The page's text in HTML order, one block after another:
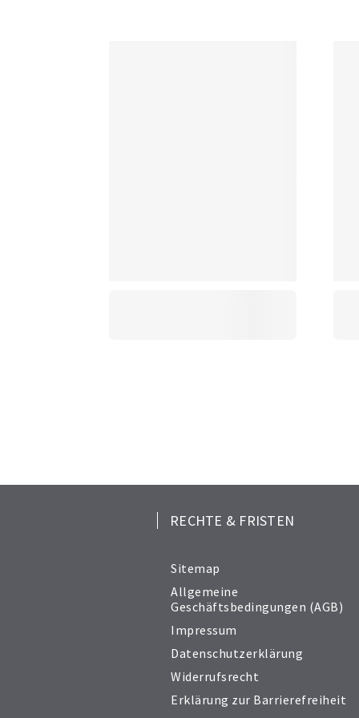
RECHTE & FRISTEN
Sitemap
Allgemeine
Geschäftsbedingungen (AGB)
Impressum
Datenschutzerklärung
Widerrufsrecht
Erklärung zur Barrierefreiheit